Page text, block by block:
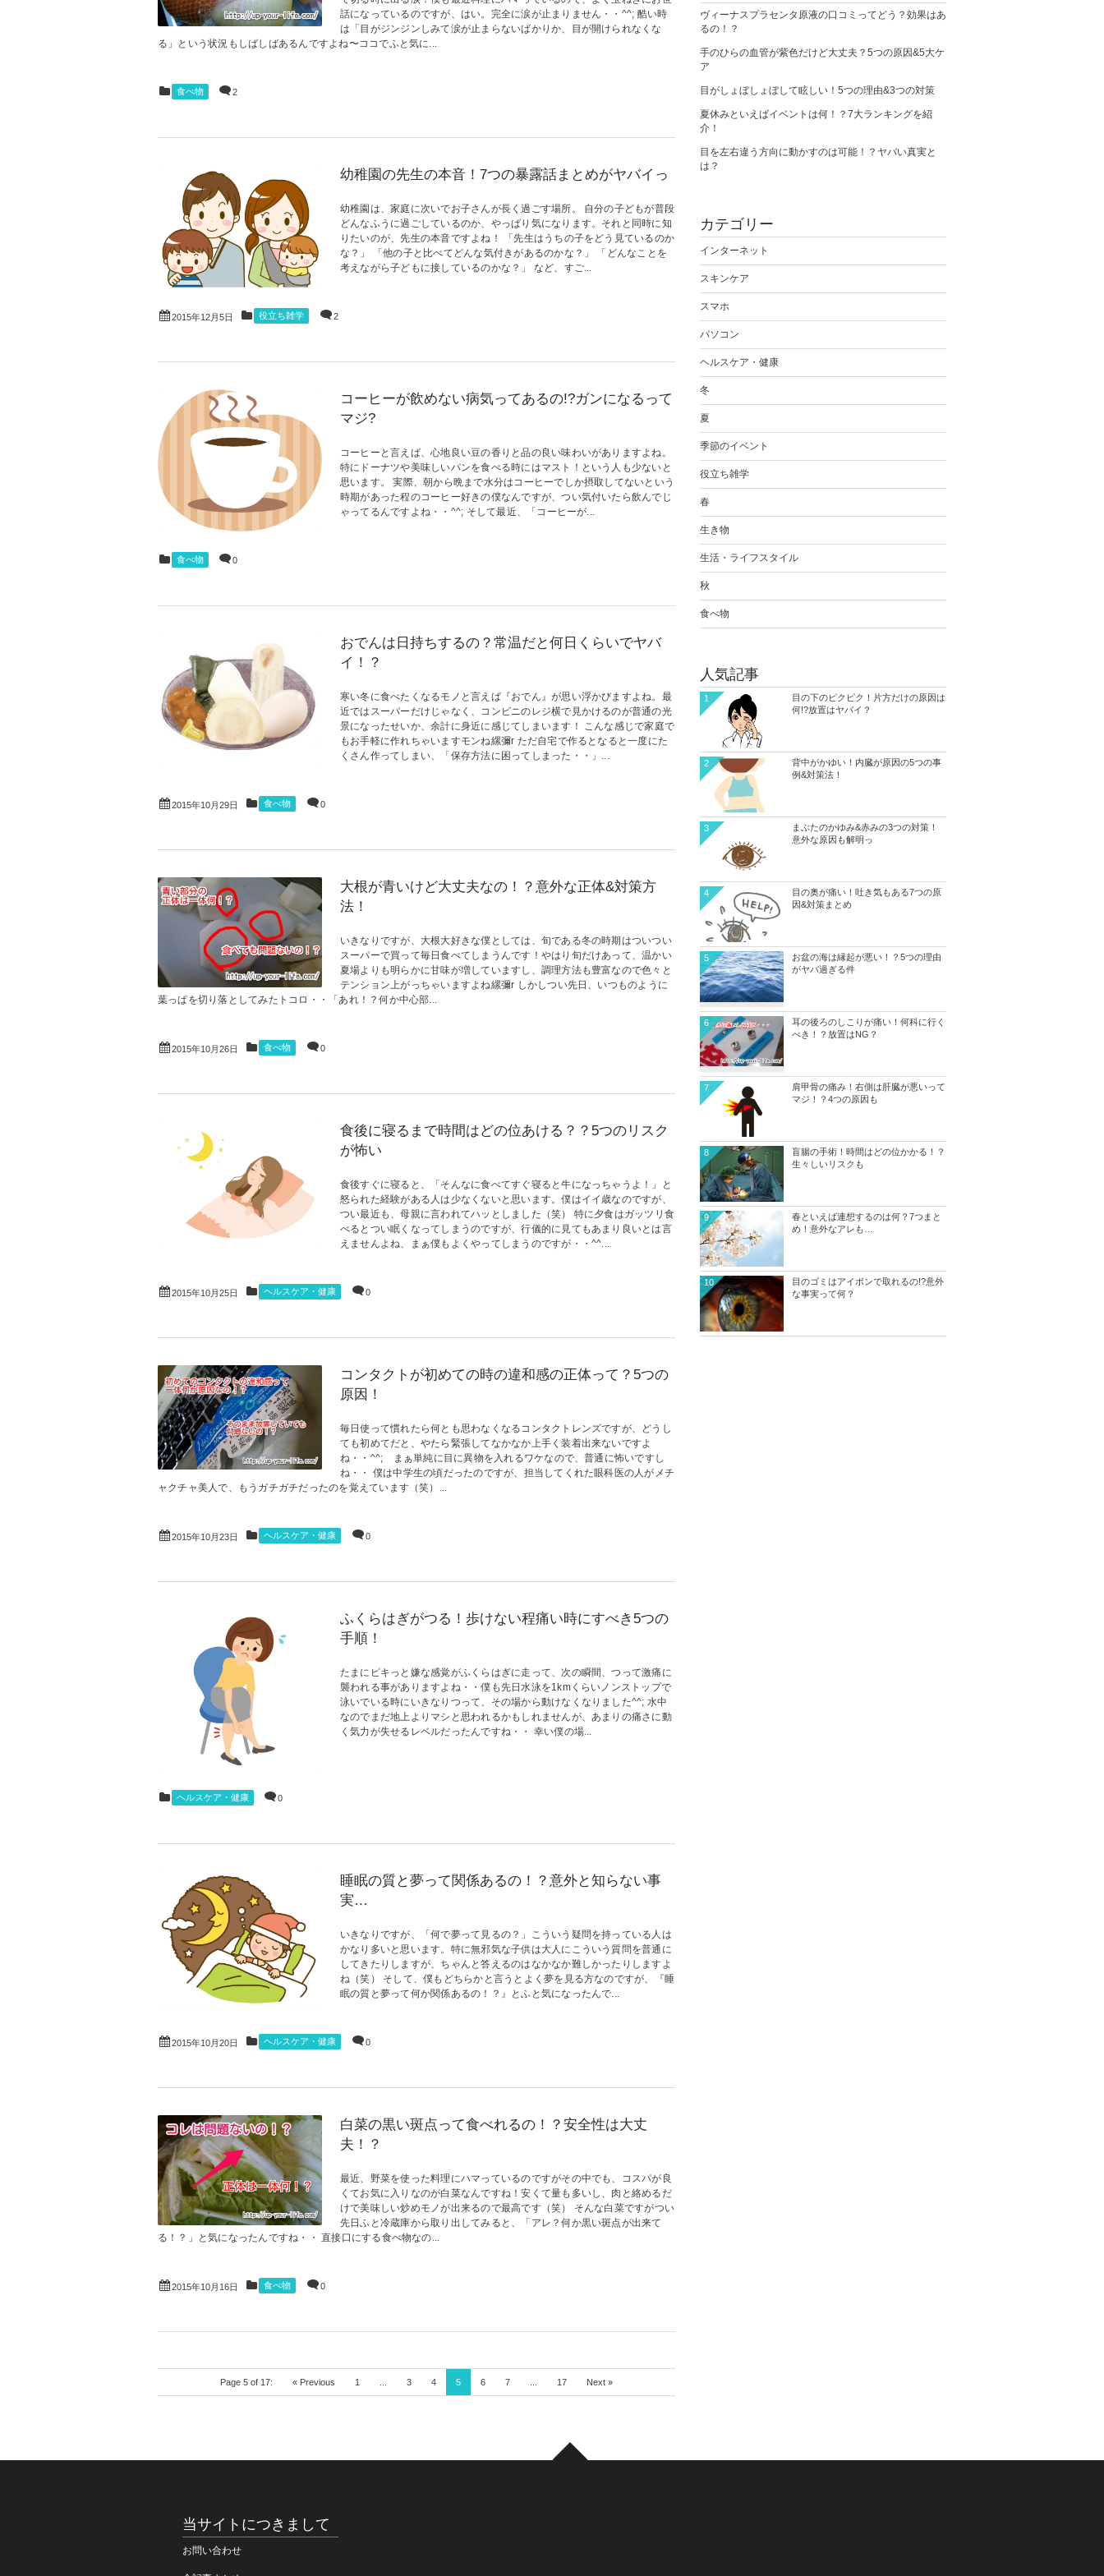
話になっているのですが、はい。完全に涙が止まりません・・^^; 酷い時
は「目がジンジンしみて涙が止まらないばかりか、目が開けられなくな
る」という状況もしばしばあるんですよね〜ココでふと気に...
食べ物 2
幼稚園の先生の本音！7つの暴露話まとめがヤバイっ
幼稚園は、家庭に次いでお子さんが長く過ごす場所。 自分の子どもが普段
どんなふうに過ごしているのか、やっぱり気になります。それと同時に知
りたいのが、先生の本音ですよね！ 「先生はうちの子をどう見ているのか
な？」 「他の子と比べてどんな気付きがあるのかな？」 「どんなことを
考えながら子どもに接しているのかな？」 など、すご...
2015年12月5日 役立ち雑学 2
コーヒーが飲めない病気ってあるの!?ガンになるって
マジ?
コーヒーと言えば、心地良い豆の香りと品の良い味わいがありますよね。
特にドーナツや美味しいパンを食べる時にはマスト！という人も少ないと
思います。 実際、朝から晩まで水分はコーヒーでしか摂取してないという
時期があった程のコーヒー好きの僕なんですが、つい気付いたら飲んでじ
ゃってるんですよね・・^^; そして最近、「コーヒーが...
食べ物 0
おでんは日持ちするの？常温だと何日くらいでヤバ
イ！？
寒い冬に食べたくなるモノと言えば『おでん』が思い浮かびますよね。最
近ではスーパーだけじゃなく、コンビニのレジ横で見かけるのが普通の光
景になったせいか、余計に身近に感じてしまいます！ こんな感じで家庭で
もお手軽に作れちゃいますモンね縲彌r ただ自宅で作るとなると一度にた
くさん作ってしまい、「保存方法に困ってしまった・・」...
2015年10月29日 食べ物 0
大根が青いけど大丈夫なの！？意外な正体&対策方
法！
いきなりですが、大根大好きな僕としては、旬である冬の時期はついつい
スーパーで買って毎日食べてしまうんです！やはり旬だけあって、温かい
夏場よりも明らかに甘味が増していますし、調理方法も豊富なので色々と
テンション上がっちゃいますよね縲彌r しかしつい先日、いつものように
葉っぱを切り落としてみたトコロ・・「あれ！？何か中心部...
2015年10月26日 食べ物 0
食後に寝るまで時間はどの位あける？？5つのリスク
が怖い
食後すぐに寝ると、「そんなに食べてすぐ寝ると牛になっちゃうよ！」と
怒られた経験がある人は少なくないと思います。僕はイイ歳なのですが、
つい最近も、母親に言われてハッとしました（笑） 特に夕食はガッツリ食
べるとつい眠くなってしまうのですが、行儀的に見てもあまり良いとは言
えませんよね、まぁ僕もよくやってしまうのですが・・^^...
2015年10月25日 ヘルスケア・健康 0
コンタクトが初めての時の違和感の正体って？5つの
原因！
毎日使って慣れたら何とも思わなくなるコンタクトレンズですが、どうし
ても初めてだと、やたら緊張してなかなか上手く装着出来ないですよ
ね・・^^; まぁ単純に目に異物を入れるワケなので、普通に怖いですし
ね・・ 僕は中学生の頃だったのですが、担当してくれた眼科医の人がメチ
ャクチャ美人で、もうガチガチだったのを覚えています（笑）...
2015年10月23日 ヘルスケア・健康 0
ふくらはぎがつる！歩けない程痛い時にすべき5つの
手順！
たまにピキっと嫌な感覚がふくらはぎに走って、次の瞬間、つって激痛に
襲われる事がありますよね・・僕も先日水泳を1kmくらいノンストップで
泳いでいる時にいきなりつって、その場から動けなくなりました^^; 水中
なのでまだ地上よりマシと思われるかもしれませんが、あまりの痛さに動
く気力が失せるレベルだったんですね・・ 幸い僕の場...
ヘルスケア・健康 0
睡眠の質と夢って関係あるの！？意外と知らない事
実…
いきなりですが、「何で夢って見るの？」こういう疑問を持っている人は
かなり多いと思います。特に無邪気な子供は大人にこういう質問を普通に
してきたりしますが、ちゃんと答えるのはなかなか難しかったりしますよ
ね（笑） そして、僕もどちらかと言うとよく夢を見る方なのですが、『睡
眠の質と夢って何か関係あるの！？』とふと気になったんで...
2015年10月20日 ヘルスケア・健康 0
白菜の黒い斑点って食べれるの！？安全性は大丈
夫！？
最近、野菜を使った料理にハマっているのですがその中でも、コスパが良
くてお気に入りなのが白菜なんですね！安くて量も多いし、肉と絡めるだ
けで美味しい炒めモノが出来るので最高です（笑） そんな白菜ですがつい
先日ふと冷蔵庫から取り出してみると、「アレ？何か黒い斑点が出来て
る！？」と気になったんですね・・ 直接口にする食べ物なの...
2015年10月16日 食べ物 0
Page 5 of 17: « Previous 1 3 4 5 6 7 17 Next »
ヴィーナスプラセンタ原液の口コミってどう？効果はあ
るの！？
手のひらの血管が紫色だけど大丈夫？5つの原因&5大ケ
ア
目がしょぼしょぼして眩しい！5つの理由&3つの対策
夏休みといえばイベントは何！？7大ランキングを紹
介！
目を左右違う方向に動かすのは可能！？ヤバい真実と
は？
カテゴリー
インターネット
スキンケア
スマホ
パソコン
ヘルスケア・健康
冬
夏
季節のイベント
役立ち雑学
春
生き物
生活・ライフスタイル
秋
食べ物
人気記事
1
目の下のピクピク！片方だけの原因は
何!?放置はヤバイ？
2
背中がかゆい！内臓が原因の5つの事
例&対策法！
3
まぶたのかゆみ&赤みの3つの対策！
意外な原因も解明っ
4
目の奥が痛い！吐き気もある7つの原
因&対策まとめ
5
お盆の海は縁起が悪い！？5つの理由
がヤバ過ぎる件
6
耳の後ろのしこりが痛い！何科に行く
べき！？放置はNG？
7
肩甲骨の痛み！右側は肝臓が悪いって
マジ！？4つの原因も
8
盲腸の手術！時間はどの位かかる！？
生々しいリスクも
9
春といえば連想するのは何？7つまと
め！意外なアレも…
10
目のゴミはアイボンで取れるの!?意外
な事実って何？
当サイトにつきまして
お問い合わせ